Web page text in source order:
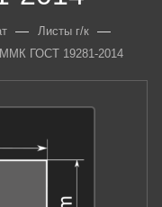
— Листы г/к —
ММК ГОСТ 19281-2014